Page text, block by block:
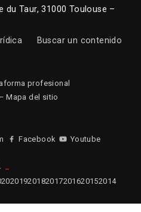
du Taur, 31000 Toulouse –
Buscar un contenido
profesional
Mapa del sitio
Facebook Youtube
201920182017201620152014